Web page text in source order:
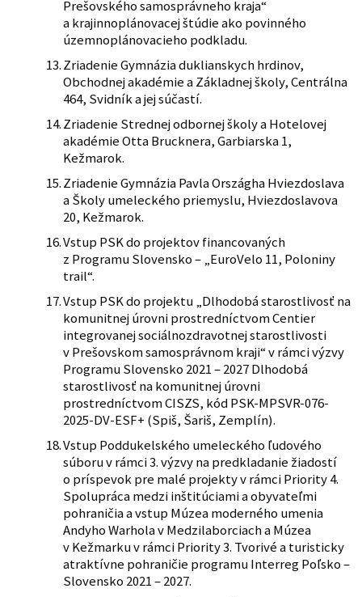
Prešovského samosprávneho kraja“
a krajinnoplánovacej štúdie ako povinného
územnoplánovacieho podkladu.
Zriadenie Gymnázia duklianskych hrdinov,
Obchodnej akadémie a Základnej školy, Centrálna
464, Svidník a jej súčastí.
Zriadenie Strednej odbornej školy a Hotelovej
akadémie Otta Brucknera, Garbiarska 1,
Kežmarok.
Zriadenie Gymnázia Pavla Országha Hviezdoslava
a Školy umeleckého priemyslu, Hviezdoslavova
20, Kežmarok.
Vstup PSK do projektov financovaných
z Programu Slovensko – „EuroVelo 11, Poloniny
trail“.
Vstup PSK do projektu „Dlhodobá starostlivosť na
komunitnej úrovni prostredníctvom Centier
integrovanej sociálnozdravotnej starostlivosti
v Prešovskom samosprávnom kraji“ v rámci výzvy
Programu Slovensko 2021 – 2027 Dlhodobá
starostlivosť na komunitnej úrovni
prostredníctvom CISZS, kód PSK-MPSVR-076-
2025-DV-ESF+ (Spiš, Šariš, Zemplín).
Vstup Poddukelského umeleckého ľudového
súboru v rámci 3. výzvy na predkladanie žiadostí
o príspevok pre malé projekty v rámci Priority 4.
Spolupráca medzi inštitúciami a obyvateľmi
pohraničia a vstup Múzea moderného umenia
Andyho Warhola v Medzilaborciach a Múzea
v Kežmarku v rámci Priority 3. Tvorivé a turisticky
atraktívne pohraničie programu Interreg Poľsko –
Slovensko 2021 – 2027.